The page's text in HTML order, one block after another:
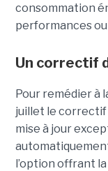
consommation
performances
Un correctif
Pour remédier à
juillet le correctif
mise à jour
l’option offrant